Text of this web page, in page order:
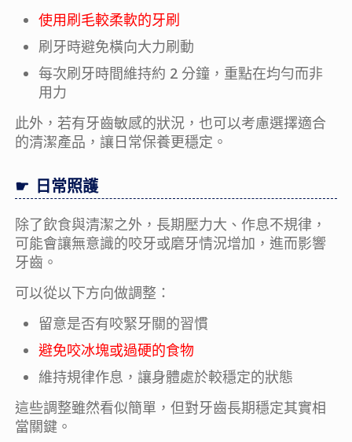
使用刷毛較柔軟的牙刷
刷牙時避免橫向大力刷動
每次刷牙時間維持約 2 分鐘，重點在均勻而非
用力
此外，若有牙齒敏感的狀況，也可以考慮選擇適合
的清潔產品，讓日常保養更穩定。
日常照護
除了飲食與清潔之外，長期壓力大、作息不規律，
可能會讓無意識的咬牙或磨牙情況增加，進而影響
牙齒。
可以從以下方向做調整：
留意是否有咬緊牙關的習慣
避免咬冰塊或過硬的食物
維持規律作息，讓身體處於較穩定的狀態
這些調整雖然看似簡單，但對牙齒長期穩定其實相
當關鍵。